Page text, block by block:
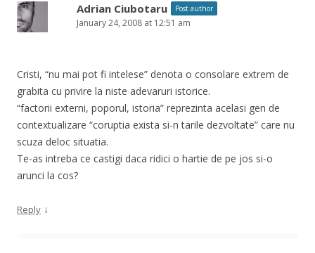
Adrian Ciubotaru Post author
January 24, 2008 at 12:51 am
Cristi, “nu mai pot fi intelese” denota o consolare extrem de
grabita cu privire la niste adevaruri istorice.
“factorii externi, poporul, istoria” reprezinta acelasi gen de
contextualizare “coruptia exista si-n tarile dezvoltate” care nu
scuza deloc situatia.
Te-as intreba ce castigi daca ridici o hartie de pe jos si-o
arunci la cos?
Reply ↓